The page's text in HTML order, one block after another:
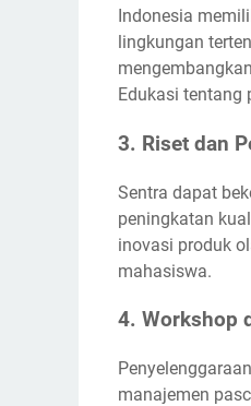
Indonesia
lingkungan
Edukasi tentang
3. Riset dan
Sentra dapat
peningkatan
inovasi produk
mahasiswa.
4. Workshop
manajemen